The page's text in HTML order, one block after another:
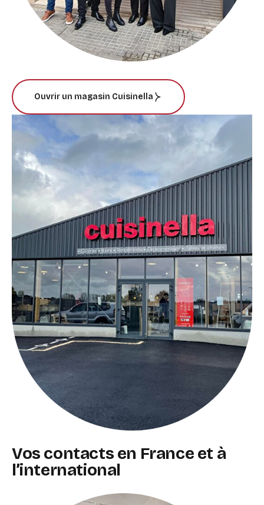
Ouvrir un magasin Cuisinella
Vos contacts en France et à
l’international